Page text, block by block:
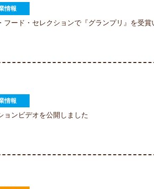
フード・セレクションで『グランプリ』を受賞
ョンビデオを公開しました